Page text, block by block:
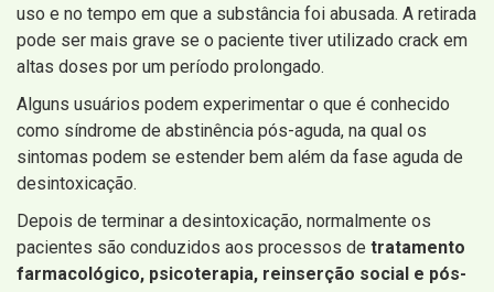
uso e no tempo em que a substância foi abusada. A retirada
pode ser mais grave se o paciente tiver utilizado crack em
altas doses por um período prolongado.
Alguns usuários podem experimentar o que é conhecido
como síndrome de abstinência pós-aguda, na qual os
sintomas podem se estender bem além da fase aguda de
desintoxicação.
Depois de terminar a desintoxicação, normalmente os
pacientes são conduzidos aos processos de tratamento
farmacológico, psicoterapia, reinserção social e pós-